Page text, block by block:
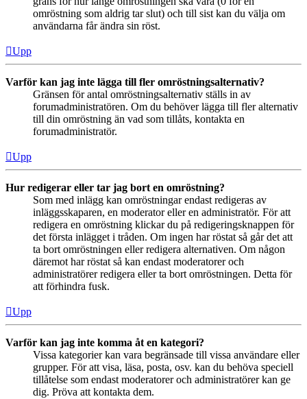
omröstning som aldrig tar slut) och till sist kan du välja om
användarna får ändra sin röst.
Upp
Varför kan jag inte lägga till fler omröstningsalternativ?
Gränsen för antal omröstningsalternativ ställs in av
forumadministratören. Om du behöver lägga till fler alternativ
till din omröstning än vad som tillåts, kontakta en
forumadministratör.
Upp
Hur redigerar eller tar jag bort en omröstning?
Som med inlägg kan omröstningar endast redigeras av
inläggsskaparen, en moderator eller en administratör. För att
redigera en omröstning klickar du på redigeringsknappen för
det första inlägget i tråden. Om ingen har röstat så går det att
ta bort omröstningen eller redigera alternativen. Om någon
däremot har röstat så kan endast moderatorer och
administratörer redigera eller ta bort omröstningen. Detta för
att förhindra fusk.
Upp
Varför kan jag inte komma åt en kategori?
Vissa kategorier kan vara begränsade till vissa användare eller
grupper. För att visa, läsa, posta, osv. kan du behöva speciell
tillåtelse som endast moderatorer och administratörer kan ge
dig. Pröva att kontakta dem.